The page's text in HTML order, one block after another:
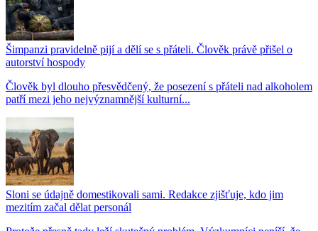
Šimpanzi pravidelně pijí a dělí se s přáteli. Člověk právě přišel o
autorství hospody
Člověk byl dlouho přesvědčený, že posezení s přáteli nad alkoholem
patří mezi jeho nejvýznamnější kulturní...
Sloni se údajně domestikovali sami. Redakce zjišťuje, kdo jim
mezitím začal dělat personál